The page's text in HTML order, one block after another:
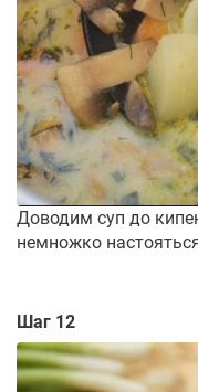
Доводим суп до
немножко
Шаг 12